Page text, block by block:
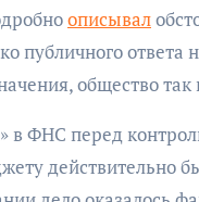
описывал
публичного ответа
общество
в ФНС перед
действительно